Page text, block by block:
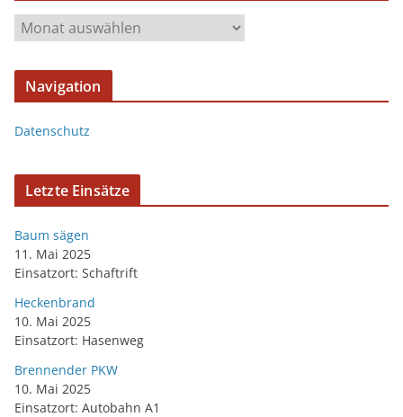
Navigation
Datenschutz
Letzte Einsätze
Baum sägen
11. Mai 2025
Einsatzort: Schaftrift
Heckenbrand
10. Mai 2025
Einsatzort: Hasenweg
Brennender PKW
10. Mai 2025
Einsatzort: Autobahn A1